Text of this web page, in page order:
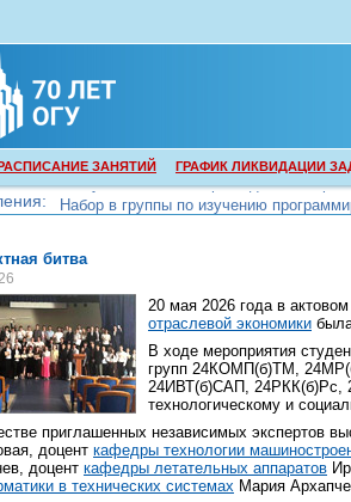
ЗАНЯТИЙ ГРАФИК ЛИКВИДАЦИИ
Набор в группы по изучению
битва
20 мая 2026 года в
отраслевой экономики
В ходе мероприятия
групп 24КОМП(б)ТМ,
24ИВТ(б)САП, 24РКК(б)Рс,
технологическому и
приглашенных независимых экспертов
доцент кафедры технологии
доцент кафедры летательных аппаратов
в технических системах Мария